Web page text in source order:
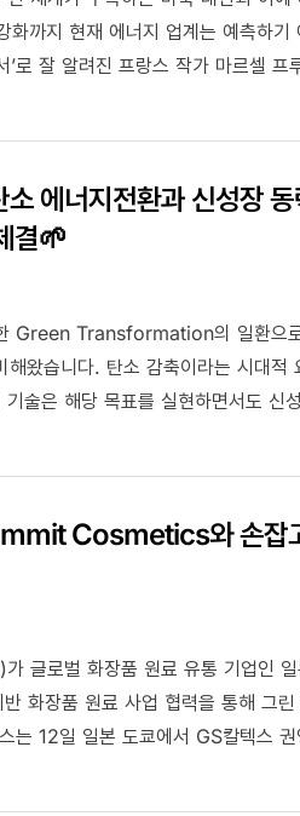
화까지 현재 에너지 업계는 예측하
’로 잘 알려진 프랑스 작가 마르셀
공적 전환을 위해 필요한 때입니다
N차 산업 시대에 필요한 성장 전략까
았습니다. 에너지 업계의 공신력 있
에너지전환과 신성장
결🌱
Green Transformation의 일환으
해왔습니다. 탄소 감축이라는 시대
은 해당 목표를 실현하면서도 신성
Cosmetics와 손잡
가 글로벌 화장품 원료 유통 기업
화장품 원료 사업 협력을 통해
는 12일 일본 도쿄에서 GS칼텍스